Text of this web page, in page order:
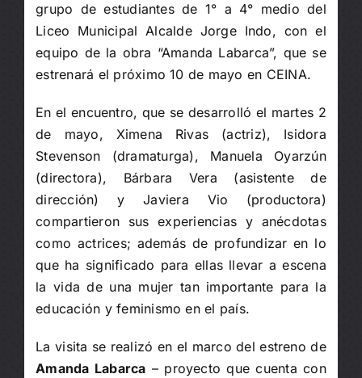
grupo de estudiantes de 1° a 4° medio del
Liceo Municipal Alcalde Jorge Indo, con el
equipo de la obra “Amanda Labarca”, que se
estrenará el próximo 10 de mayo en CEINA.
En el encuentro, que se desarrolló el martes 2
de mayo, Ximena Rivas (actriz), Isidora
Stevenson (dramaturga), Manuela Oyarzún
(directora), Bárbara Vera (asistente de
dirección) y Javiera Vio (productora)
compartieron sus experiencias y anécdotas
como actrices; además de profundizar en lo
que ha significado para ellas llevar a escena
la vida de una mujer tan importante para la
educación y feminismo en el país.
La visita se realizó en el marco del estreno de
Amanda Labarca – proyecto que cuenta con